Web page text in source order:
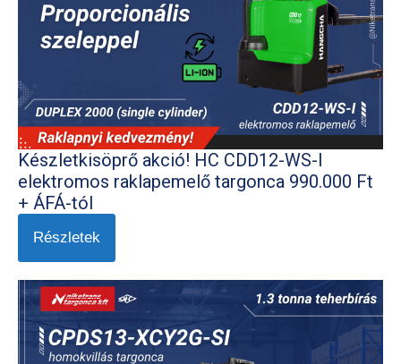
Készletkisöprő akció! HC CDD12-WS-I
elektromos raklapemelő targonca 990.000 Ft
+ ÁFÁ-tól
Részletek